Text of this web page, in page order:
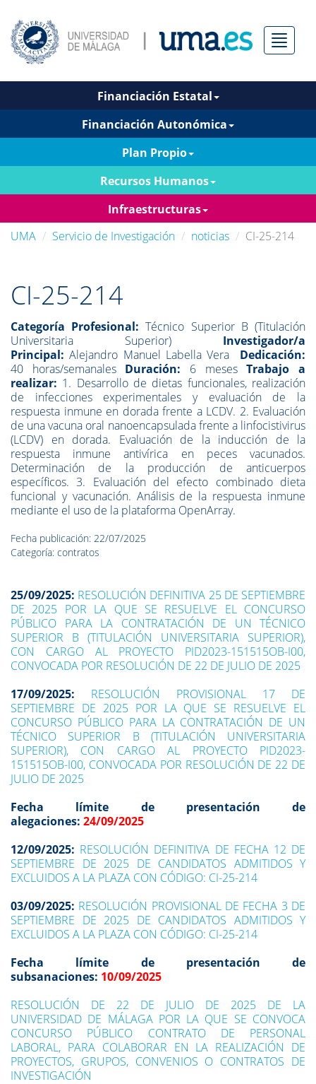
Menú
Financiación Estatal
Financiación Autonómica
Plan Propio
Recursos Humanos
Infraestructuras
UMA
Servicio de Investigación noticias CI-25-214
CI-25-214
Categoría Profesional:Técnico Superior B (Titulación
Universitaria Superior) Investigador/a
Principal:Alejandro Manuel Labella Vera Dedicación:
40 horas/semanalesDuración: 6 mesesTrabajo a
realizar: 1. Desarrollo de dietas funcionales, realización
de infecciones experimentales y evaluación de la
respuesta inmune en dorada frente a LCDV. 2. Evaluación
de una vacuna oral nanoencapsulada frente a linfocistivirus
(LCDV) en dorada. Evaluación de la inducción de la
respuesta inmune antivírica en peces vacunados.
Determinación de la producción de anticuerpos
específicos. 3. Evaluación del efecto combinado dieta
funcional y vacunación. Análisis de la respuesta inmune
mediante el uso de la plataforma OpenArray.
Fecha publicación: 22/07/2025
Categoría: contratos
25/09/2025: RESOLUCIÓN DEFINITIVA 25 DE SEPTIEMBRE
DE 2025 POR LA QUE SE RESUELVE EL CONCURSO
PÚBLICO PARA LA CONTRATACIÓN DE UN TÉCNICO
SUPERIOR B (TITULACIÓN UNIVERSITARIA SUPERIOR),
CON CARGO AL PROYECTO PID2023-151515OB-I00,
CONVOCADA POR RESOLUCIÓN DE 22 DE JULIO DE 2025
17/09/2025: RESOLUCIÓN PROVISIONAL 17 DE
SEPTIEMBRE DE 2025 POR LA QUE SE RESUELVE EL
CONCURSO PÚBLICO PARA LA CONTRATACIÓN DE UN
TÉCNICO SUPERIOR B (TITULACIÓN UNIVERSITARIA
SUPERIOR), CON CARGO AL PROYECTO PID2023-
151515OB-I00, CONVOCADA POR RESOLUCIÓN DE 22 DE
JULIO DE 2025
Fecha límite de presentación de
alegaciones: 24/09/2025
12/09/2025: RESOLUCIÓN DEFINITIVA DE FECHA 12 DE
SEPTIEMBRE DE 2025 DE CANDIDATOS ADMITIDOS Y
EXCLUIDOS A LA PLAZA CON CÓDIGO: CI-25-214
03/09/2025: RESOLUCIÓN PROVISIONAL DE FECHA 3 DE
SEPTIEMBRE DE 2025 DE CANDIDATOS ADMITIDOS Y
EXCLUIDOS A LA PLAZA CON CÓDIGO: CI-25-214
Fecha límite de presentación de
subsanaciones: 10/09/2025
RESOLUCIÓN DE 22 DE JULIO DE 2025 DE LA
UNIVERSIDAD DE MÁLAGA POR LA QUE SE CONVOCA
CONCURSO PÚBLICO CONTRATO DE PERSONAL
LABORAL, PARA COLABORAR EN LA REALIZACIÓN DE
PROYECTOS, GRUPOS, CONVENIOS O CONTRATOS DE
INVESTIGACIÓN